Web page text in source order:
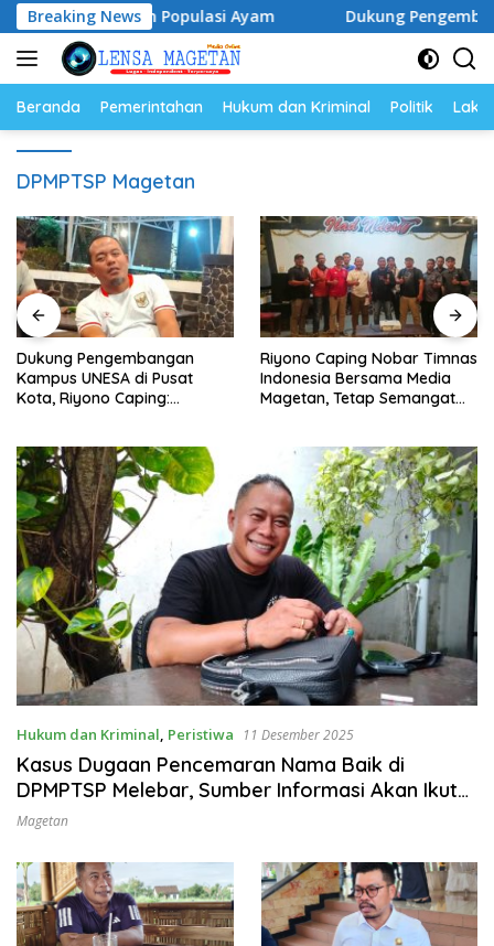
Langsung
ke
konten
Breaking News
dan Populasi Ayam Dukung Pengembangan
Beranda Pemerintahan Hukum dan Kriminal Politik
DPMPTSP Magetan
Dukung Pengembangan
Kampus UNESA di Pusat
Kota, Riyono Caping:
Riyono Caping Nobar Timnas
Indonesia Bersama Media
Magetan, Tetap Semangat
Hukum dan Kriminal, Peristiwa 11 Desember 2025
Kasus Dugaan Pencemaran Nama Baik di
DPMPTSP Melebar, Sumber Informasi Akan Ikut
Dilaporkan
Magetan